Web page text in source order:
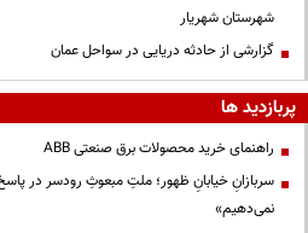
شهرستان شهریار
گزارشی از حادثه دریایی در سواحل عمان
پربازدید ها
راهنمای خرید محصولات برق صنعتی ABB
سربازانِ خیابانِ ظهور؛ ملتِ مبعوثِ رودسر در
نمی‌دهیم»